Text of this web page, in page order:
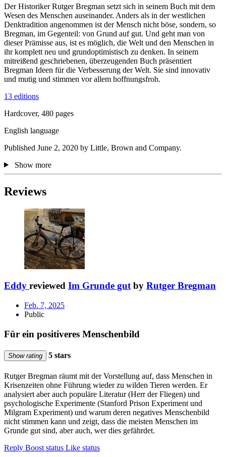
Der Historiker Rutger Bregman setzt sich in seinem Buch mit dem
Wesen des Menschen auseinander. Anders als in der westlichen
Denktradition angenommen ist der Mensch nicht böse, sondern, so
Bregman, im Gegenteil: von Grund auf gut. Und geht man von
dieser Prämisse aus, ist es möglich, die Welt und den Menschen in
ihr komplett neu und grundoptimistisch zu denken. In seinem
mitreißend geschriebenen, überzeugenden Buch präsentiert
Bregman Ideen für die Verbesserung der Welt. Sie sind innovativ
und mutig und stimmen vor allem hoffnungsfroh.
13 editions
Hardcover, 480 pages
English language
Published June 2, 2020 by Little, Brown and Company.
Show more
Reviews
Eddy reviewed Im Grunde gutby Rutger Bregman
Feb. 7, 2025
Public
Für ein positiveres Menschenbild
Show rating 5 stars
Rutger Bregman räumt mit der Vorstellung auf, dass Menschen in
Krisenzeiten ohne Führung wieder zu wilden Tieren werden. Er
analysiert aber auch populäre Literatur (Herr der Fliegen) und
psychologische Experimente (Stanford Prison Experiment und
Milgram Experiment) und warum deren negatives Menschenbild
nicht stimmen kann und zeigt, dass die meisten Menschen im
Grunde gut sind, aber auch, wer dies gefährdet.
Reply Boost status Like status